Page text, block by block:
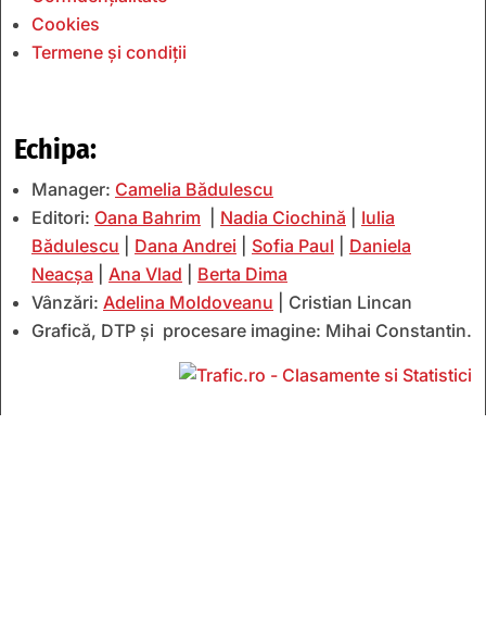
Cookies
Termene și condiții
Echipa:
Manager: Camelia Bădulescu
Editori: Oana Bahrim Nadia Ciochină
Iulia
Bădulescu
Dana Andrei Sofia Paul
Daniela
Neacșa
Ana Vlad
Berta Dima
Vânzări: Adelina Moldoveanu | Cristian Lincan
Grafică, DTP și procesare imagine: Mihai Constantin.